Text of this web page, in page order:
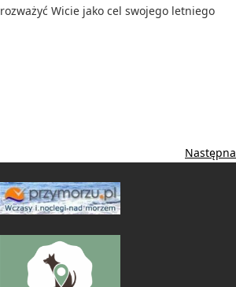
Wicie jako cel swojego letniego
Następna